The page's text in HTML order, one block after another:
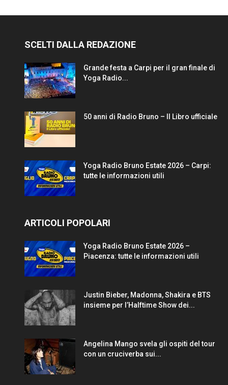
SCELTI DALLA REDAZIONE
Grande festa a Carpi per il gran finale di
Yoga Radio...
50 anni di Radio Bruno – Il Libro ufficiale
Yoga Radio Bruno Estate 2026 – Carpi:
tutte le informazioni utili
ARTICOLI POPOLARI
Yoga Radio Bruno Estate 2026 –
Piacenza: tutte le informazioni utili
Justin Bieber, Madonna, Shakira e BTS
insieme per l’Halftime Show dei...
Angelina Mango svela gli ospiti del tour
con un cruciverba sui...